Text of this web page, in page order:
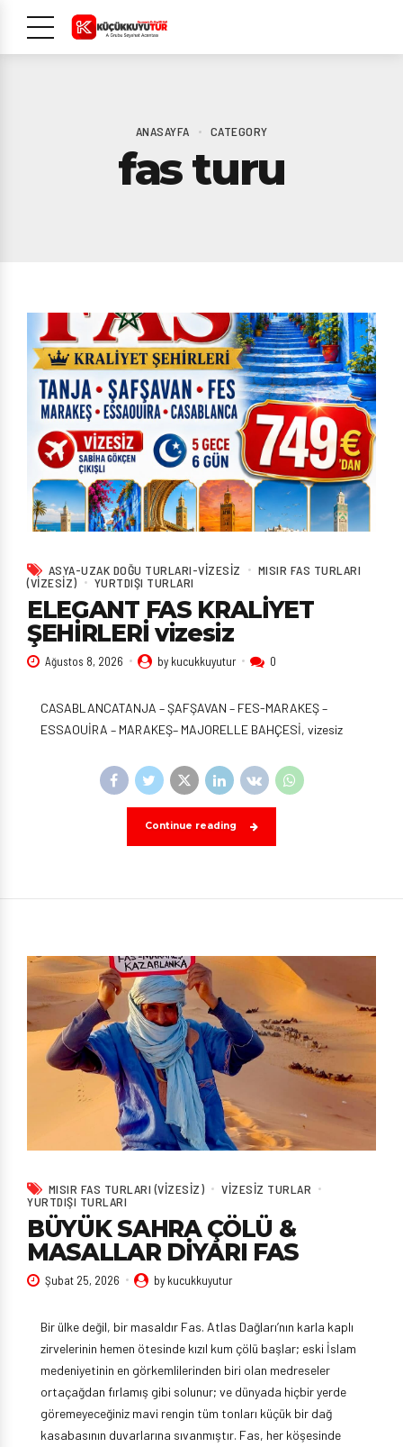
ANASAYFA CATEGORY
fas turu
ASYA-UZAK DOĞU TURLARI-VIZESIZ
MISIR FAS TURLARI
(VIZESIZ)
YURTDIŞI TURLARI
ELEGANT FAS KRALİYET
ŞEHİRLERİ vizesiz
Ağustos 8, 2026 by kucukkuyutur 0
CASABLANCATANJA – ŞAFŞAVAN – FES-MARAKEŞ –
ESSAOUİRA – MARAKEŞ– MAJORELLE BAHÇESİ, vizesiz
Continue reading
MISIR FAS TURLARI (VIZESIZ)
VIZESIZ TURLAR
YURTDIŞI TURLARI
BÜYÜK SAHRA ÇÖLÜ &
MASALLAR DİYARI FAS
Şubat 25, 2026 by kucukkuyutur
Bir ülke değil, bir masaldır Fas. Atlas Dağları’nın karla kaplı
zirvelerinin hemen ötesinde kızıl kum çölü başlar; eski İslam
medeniyetinin en görkemlilerinden biri olan medreseler
ortaçağdan fırlamış gibi solunur; ve dünyada hiçbir yerde
göremeyeceğiniz mavi rengin tüm tonları küçük bir dağ
kasabasının duvarlarına sıvanmıştır. Fas, her köşesinde